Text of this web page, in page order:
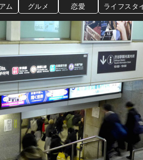
ム グルメ 恋愛 ライフスタ